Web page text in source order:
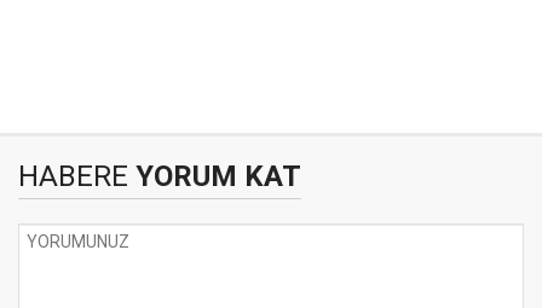
HABERE YORUM KAT